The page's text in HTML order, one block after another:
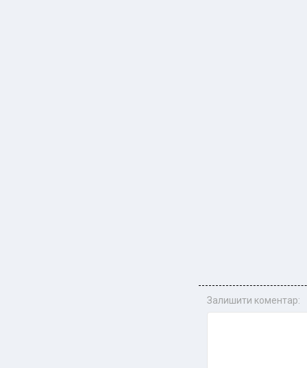
Залишити коментар: